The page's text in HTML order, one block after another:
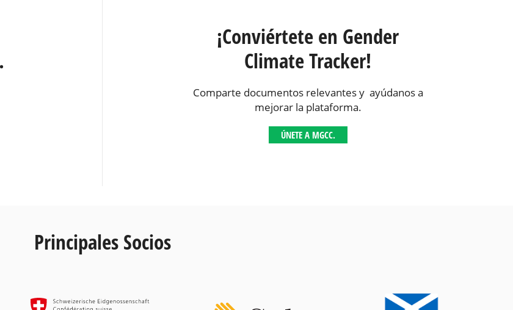
¡Conviértete en Gender
Climate Tracker!
Comparte documentos relevantes y ayúdanos a
mejorar la plataforma.
ÚNETE A MGCC.
Principales Socios